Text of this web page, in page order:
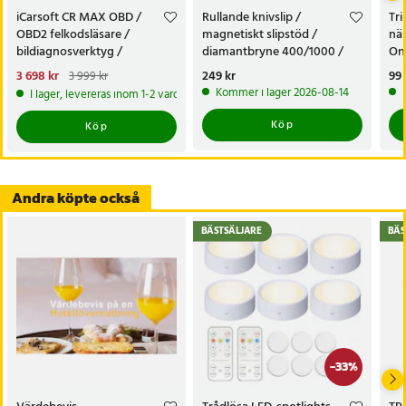
- Färg: Guld
- Garanti: 12 månader
Artikelnummer:117919
iCarsoft CR MAX OBD /
OBD2 felkodsläsare /
bildiagnosverktyg /
diagnosverktyg för bil
Nuvarande pris:
3 698 krTidigare pris:3 999 kr
3 698 kr 3 999 kr
I lager, levereras inom 1-2 vardagar
Köp
Rullande knivslip /
magnetiskt slipstöd /
diamantbryne 400/1000 /
knivvässare med fasta vinklar
Pris:249 kr
249 kr
Kommer i lager 2026-08-14
Köp
99
Andra köpte också
-33%
BÄSTSÄLJARE